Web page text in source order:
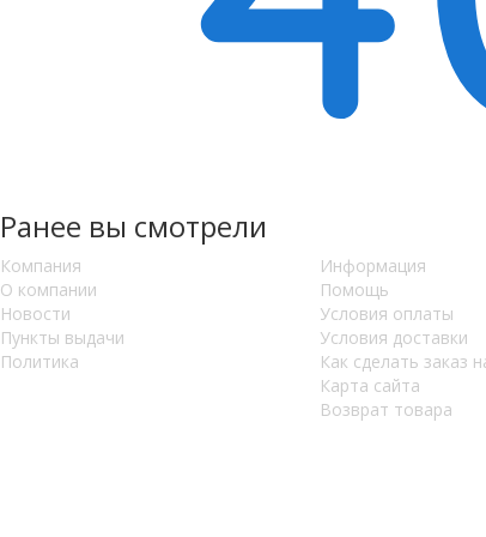
Ранее вы смотрели
Компания
О компании
Новости
Пункты выдачи
Политика
Информация
Помощь
Условия оплаты
Условия доставки
Как сделать заказ
Карта сайта
Возврат товара